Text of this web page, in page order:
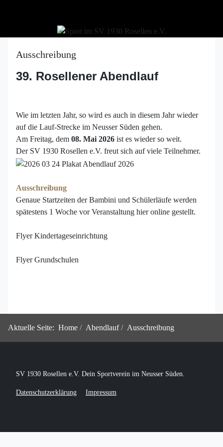
Ausschreibung
39. Rosellener Abendlauf
Wie im letzten Jahr, so wird es auch in diesem Jahr wieder
auf die Lauf-Strecke im Neusser Süden gehen.
Am Freitag, dem 08. Mai 2026 ist es wieder so weit.
Der SV 1930 Rosellen e.V. freut sich auf viele Teilnehmer.
Ausschreibung
Genaue Startzeiten der Bambini und Schülerläufe werden
spätestens 1 Woche vor Veranstaltung hier online gestellt.
Flyer Kindertageseinrichtung
Flyer Grundschulen
Aktuelle Seite: Home Abendlauf Ausschreibung
SV 1930 Rosellen e.V. Dein Sportverein im Neusser Süden.
Datenschutzerklärung Impressum